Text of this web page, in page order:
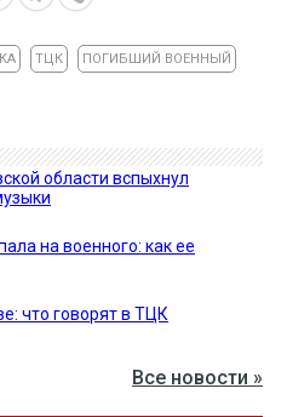
ТЦК ПОГИБШИЙ ВОЕННЫЙ
области вспыхнул
на военного: как ее
что говорят в ТЦК
Все новости »